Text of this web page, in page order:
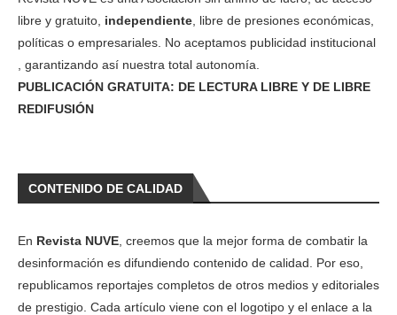
libre y gratuito, independiente , libre de presiones económicas,
políticas o empresariales. No aceptamos publicidad institucional
, garantizando así nuestra total autonomía.
PUBLICACIÓN GRATUITA: DE LECTURA LIBRE Y DE LIBRE
REDIFUSIÓN
CONTENIDO DE CALIDAD
En Revista NUVE , creemos que la mejor forma de combatir la
desinformación es difundiendo contenido de calidad. Por eso,
republicamos reportajes completos de otros medios y editoriales
de prestigio. Cada artículo viene con el logotipo y el enlace a la